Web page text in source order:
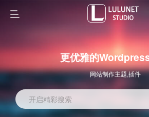
更优雅的
网站制作主题,插件
开启精彩搜索